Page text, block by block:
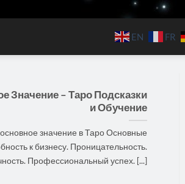
EN FR
Значение – Таро Подсказки
и Обучение
значение в Таро Основные
к бизнесу. Проницательность.
Профессиональный успех. [...]